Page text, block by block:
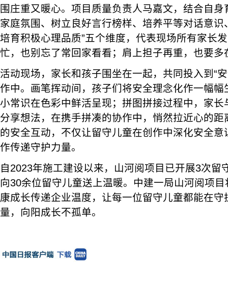
围庄重又暖心。项目质量负责人马嘉文，结合自身
家庭氛围、树立良好言行榜样、培养平等对话意
培育积极心理品质”五个维度，代表现场所有家长
忙，也别忘了常回家看看；肩上担子再重，也要多
活动现场，家长和孩子围坐在一起，共同投入到“
作中。画笔挥动间，孩子们将安全理念化作一幅
小常识在色彩中鲜活呈现；拼图拼接过程中，家
分享想法，在携手拼凑的协作中，悄然拉近心的
的安全互动，不仅让留守儿童在创作中深化安全
作传递守护力量。
自2023年施工建设以来，山河阅项目已开展3次留
向30余位留守儿童送上温暖。中建一局山河阅项
康成长传递企业温度，让每一位留守儿童都能在
量，向阳成长不孤单。